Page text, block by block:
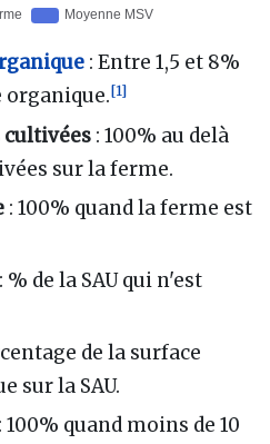
: Entre 1,5 et 8%
organique.[1]
cultivées : 100% au delà
sur la ferme.
: 100% quand la ferme est
% de la SAU qui n'est
de la surface
sur la SAU.
100% quand moins de 10